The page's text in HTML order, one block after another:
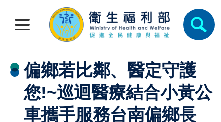
偏鄉若比鄰、醫定守護
您!~巡迴醫療結合小黃公
車攜手服務台南偏鄉長